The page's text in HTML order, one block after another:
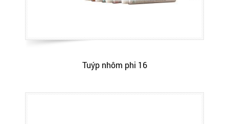
Tuýp nhôm phi 16